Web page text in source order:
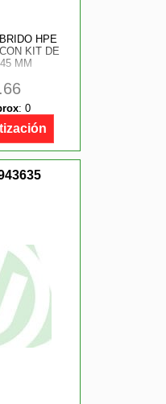
HPE
KIT DE
MM
: 0